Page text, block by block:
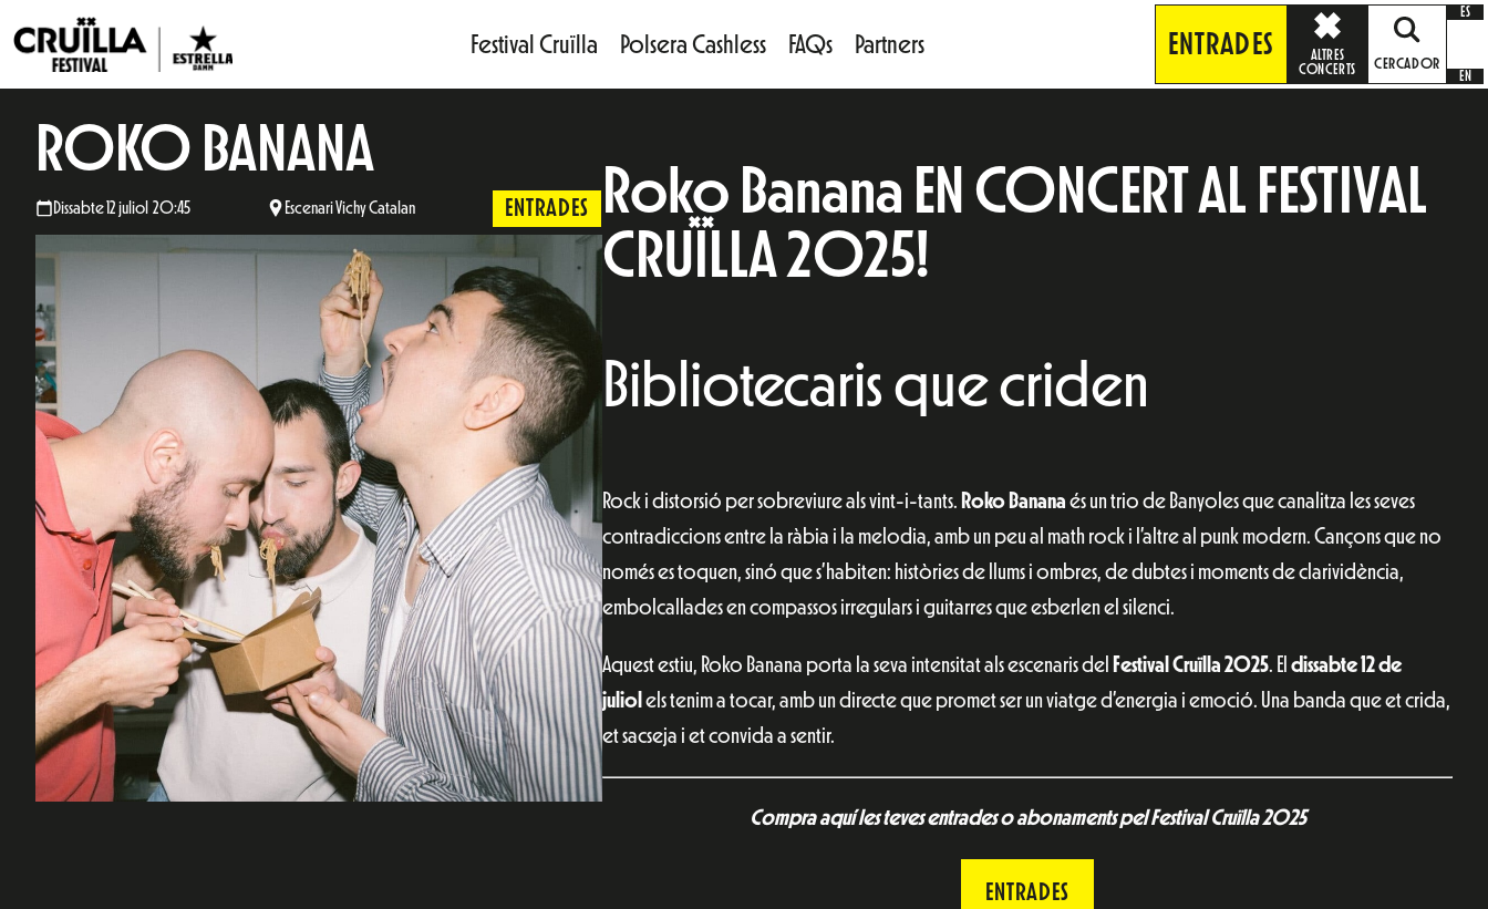
Festival Cruïlla Polsera Cashless FAQs Partners ENTRADES
ALTRES
CONCERTS
CERCADOR
ES
EN
ROKO BANANA
Dissabte 12 juliol 20:45 Escenari Vichy Catalan ENTRADES
Roko Banana EN CONCERT AL FESTIVAL
CRUÏLLA 2025!
Bibliotecaris que criden
Rock i distorsió per sobreviure als vint-i-tants. Roko Banana és un trio de Banyoles que canalitza les seves
contradiccions entre la ràbia i la melodia, amb un peu al math rock i l’altre al punk modern. Cançons que no
només es toquen, sinó que s’habiten: històries de llums i ombres, de dubtes i moments de clarividència,
embolcallades en compassos irregulars i guitarres que esberlen el silenci.
Aquest estiu, Roko Banana porta la seva intensitat als escenaris del Festival Cruïlla 2025. El dissabte12 de
juliol els tenim a tocar, amb un directe que promet ser un viatge d’energia i emoció. Una banda que et crida,
et sacseja i et convida a sentir.
Compra aquí les teves entrades o abonaments pel Festival Cruïlla 2025
ENTRADES